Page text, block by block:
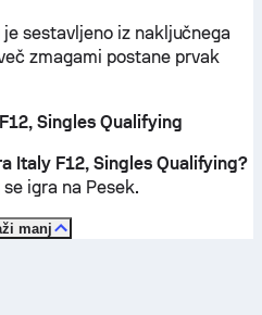
sestavljeno iz naključnega
zmagami postane prvak
Singles Qualifying
Italy F12, Singles Qualifying?
igra na Pesek.
manj